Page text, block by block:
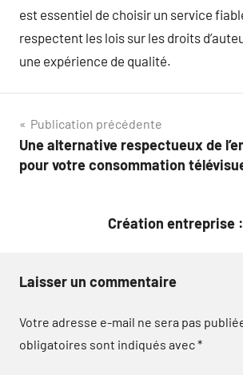
est essentiel de choisir un service
respectent les lois sur les droits
une expérience de qualité.
Navigation
de
Publication précédente
Une alternative respectueux de
pour votre consommation
Création entreprise
Laisser un commentaire
Votre adresse e-mail ne sera pas
obligatoires sont indiqués avec*